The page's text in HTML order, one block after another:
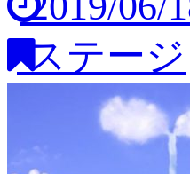
ステージ